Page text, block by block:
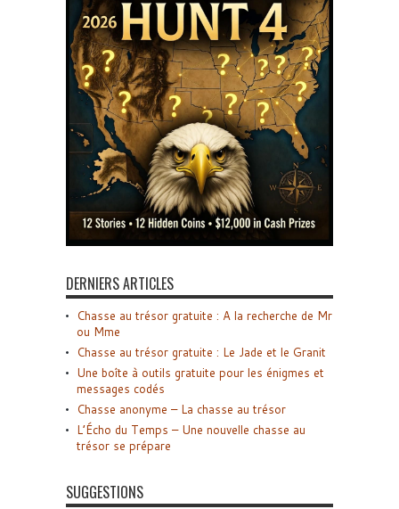
DERNIERS ARTICLES
Chasse au trésor gratuite : A la recherche de Mr
ou Mme
Chasse au trésor gratuite : Le Jade et le Granit
Une boîte à outils gratuite pour les énigmes et
messages codés
Chasse anonyme – La chasse au trésor
L’Écho du Temps – Une nouvelle chasse au
trésor se prépare
SUGGESTIONS